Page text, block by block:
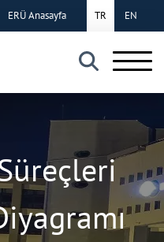
×
TR EN
ERÜ Anasayfa